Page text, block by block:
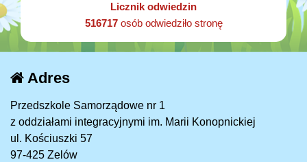
Licznik odwiedzin
516717osób odwiedziło stronę
Adres
Przedszkole Samorządowe nr 1
z oddziałami integracyjnymi im. Marii Konopnickiej
ul. Kościuszki 57
97-425 Zelów